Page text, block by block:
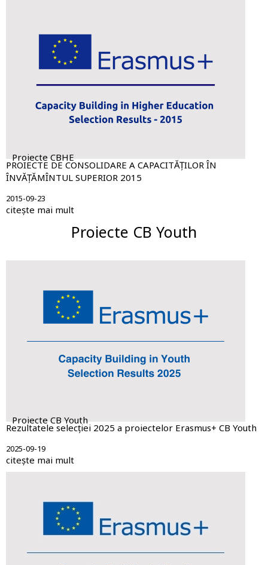
Proiecte CBHE
PROIECTE DE CONSOLIDARE A CAPACITĂȚILOR ÎN
ÎNVĂȚĂMÎNTUL SUPERIOR 2015
2015-09-23
citește mai mult
Proiecte CB Youth
Proiecte CB Youth
Rezultatele selecției 2025 a proiectelor Erasmus+ CB Youth
2025-09-19
citește mai mult